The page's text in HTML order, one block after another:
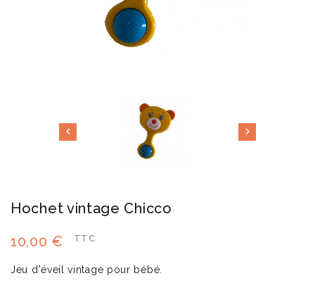
 
Hochet vintage Chicco
10,00 €
TTC
Jeu d'éveil vintage pour bébé.